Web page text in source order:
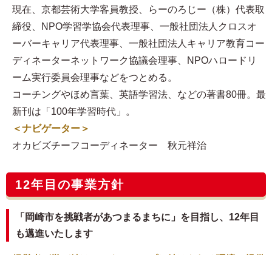
現在、京都芸術大学客員教授、らーのろじー（株）代表取
締役、NPO学習学協会代表理事、一般社団法人クロスオ
ーバーキャリア代表理事、一般社団法人キャリア教育コー
ディネーターネットワーク協議会理事、NPOハロードリ
ーム実行委員会理事などをつとめる。
コーチングやほめ言葉、英語学習法、などの著書80冊。最
新刊は「100年学習時代」。
＜ナビゲーター＞
オカビズチーフコーディネーター 秋元祥治
12年目の事業方針
「岡崎市を挑戦者があつまるまちに」を目指し、12年目
も邁進いたします